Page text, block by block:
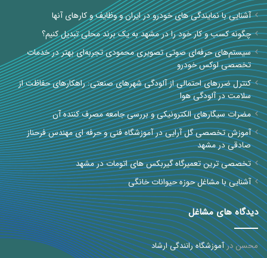
آشنایی با نمایندگی های خودرو در ایران و وظایف و کارهای آنها
چگونه کسب و کار خود را در مشهد به یک برند محلی تبدیل کنیم؟
سیستم‌های حرفه‌ای صوتی تصویری محمودی تجربه‌ای بهتر در خدمات
تخصصی لوکس خودرو
کنترل ضررهای احتمالی از آلودگی شهرهای صنعتی: راهکارهای حفاظت از
سلامت در آلودگی هوا
مضرات سیگارهای الکترونیکی و بررسی جامعه مصرف کننده آن
آموزش تخصصی گل آرایی در آموزشگاه فنی و حرفه ای مهندس فرحناز
صادقی در مشهد
تخصصی ترین تعمیرگاه گیربکس های اتومات در مشهد
آشنایی با مشاغل حوزه حیوانات خانگی
دیدگاه های مشاغل
محسندرآموزشگاه رانندگی ارشاد